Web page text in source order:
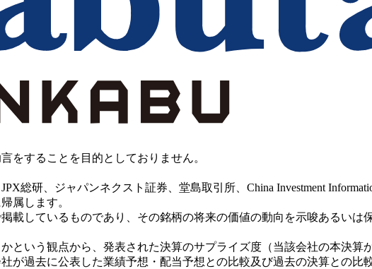
をすることを目的としておりません。
研、ジャパンネクスト証券、堂島取引所、China Investment
属します。
載しているものであり、その銘柄の将来の価値の動向を示唆あるいは
という観点から、発表された決算のサプライズ度（当該会社の本決算
が過去に公表した業績予想・配当予想との比較及び過去の決算との比